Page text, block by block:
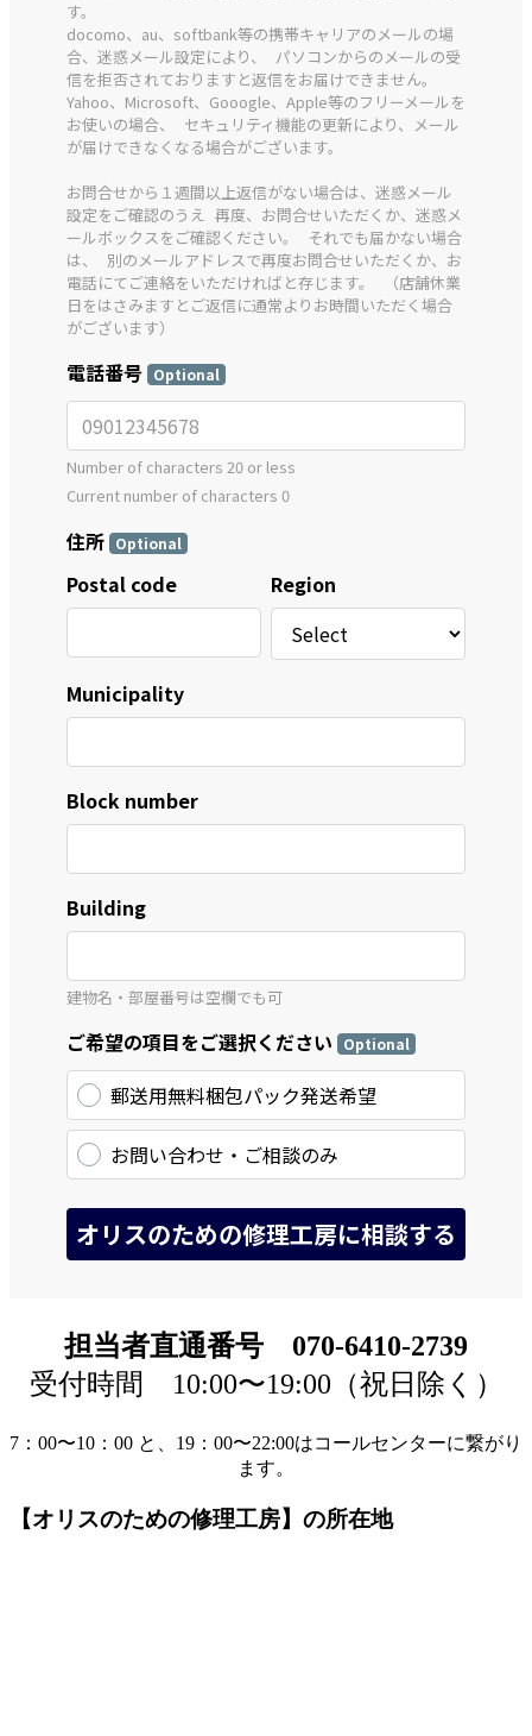
担当者直通番号 070-6410-2739
受付時間 10:00〜19:00（祝日除く）
7：00〜10：00 と、19：00〜22:00はコールセンターに繋がり
ます。
【オリスのための修理工房】の所在地